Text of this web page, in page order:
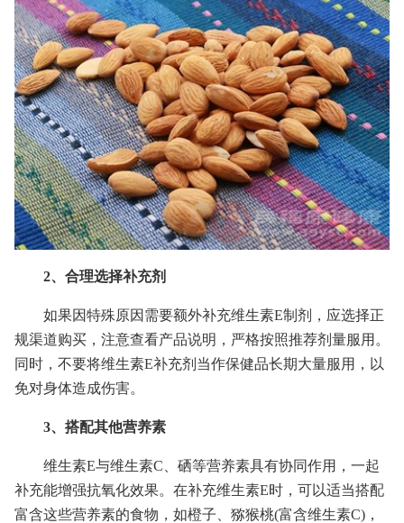
2、合理选择补充剂
如果因特殊原因需要额外补充维生素E制剂，应选择正
规渠道购买，注意查看产品说明，严格按照推荐剂量服用。
同时，不要将维生素E补充剂当作保健品长期大量服用，以
免对身体造成伤害。
3、搭配其他营养素
维生素E与维生素C、硒等营养素具有协同作用，一起
补充能增强抗氧化效果。在补充维生素E时，可以适当搭配
富含这些营养素的食物，如橙子、猕猴桃(富含维生素C)，